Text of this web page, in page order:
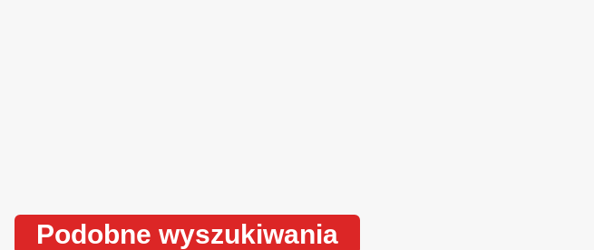
Podobne wyszukiwania